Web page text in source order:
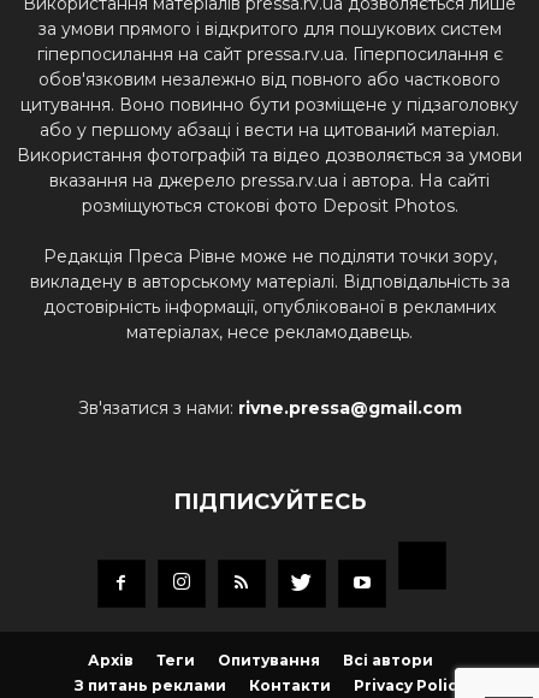
за умови прямого і відкритого для пошукових систем
гіперпосилання на сайт pressa.rv.ua. Гіперпосилання є
обов'язковим незалежно від повного або часткового
цитування. Воно повинно бути розміщене у підзаголовку
або у першому абзаці і вести на цитований матеріал.
Використання фотографій та відео дозволяється за умови
вказання на джерело pressa.rv.ua і автора. На сайті
розміщуються стокові фото Deposit Photos.
Редакція Преса Рівне може не поділяти точки зору,
викладену в авторському матеріалі. Відповідальність за
достовірність інформації, опублікованої в рекламних
матеріалах, несе рекламодавець.
Зв'язатися з нами: rivne.pressa@gmail.com
ПІДПИСУЙТЕСЬ
Архів Теги Опитування
Всі автори
З питань реклами
Контакти Privacy Policy